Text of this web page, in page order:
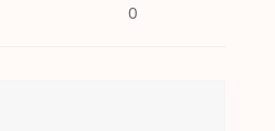
0